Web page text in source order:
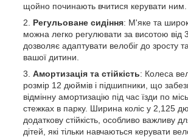
щойно починають вчитися керувати ним.
Регульоване сидіння: М'яке та
можна легко регулювати за висотою
дозволяє адаптувати велобіг до зросту
вашої дитини.
Амортизація та стійкість: Колеса
розмір 12 дюймів і підшипники, що
відмінну амортизацію під час їзди по
стежках в парку. Ширина коліс у 2,125
додаткову стійкість, особливо важливу
дітей, які тільки навчаються керувати